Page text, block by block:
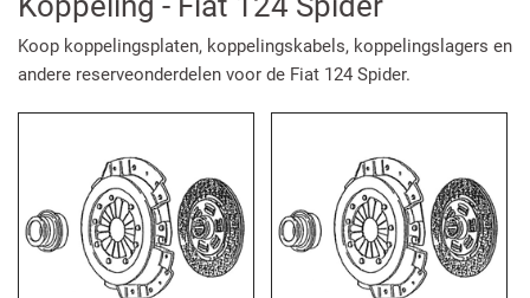
Koop koppelingsplaten, koppelingskabels, koppelingslagers en
andere reserveonderdelen voor de Fiat 124 Spider.